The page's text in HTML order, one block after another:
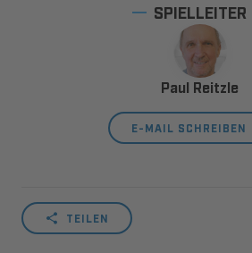
SPIELLEITER
Paul Reitzle
E-MAIL SCHREIBEN
TEILEN